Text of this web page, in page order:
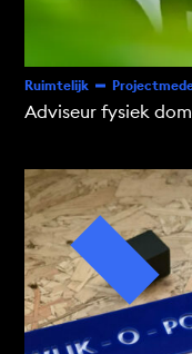
Ruimtelijk
Adviseur fysiek